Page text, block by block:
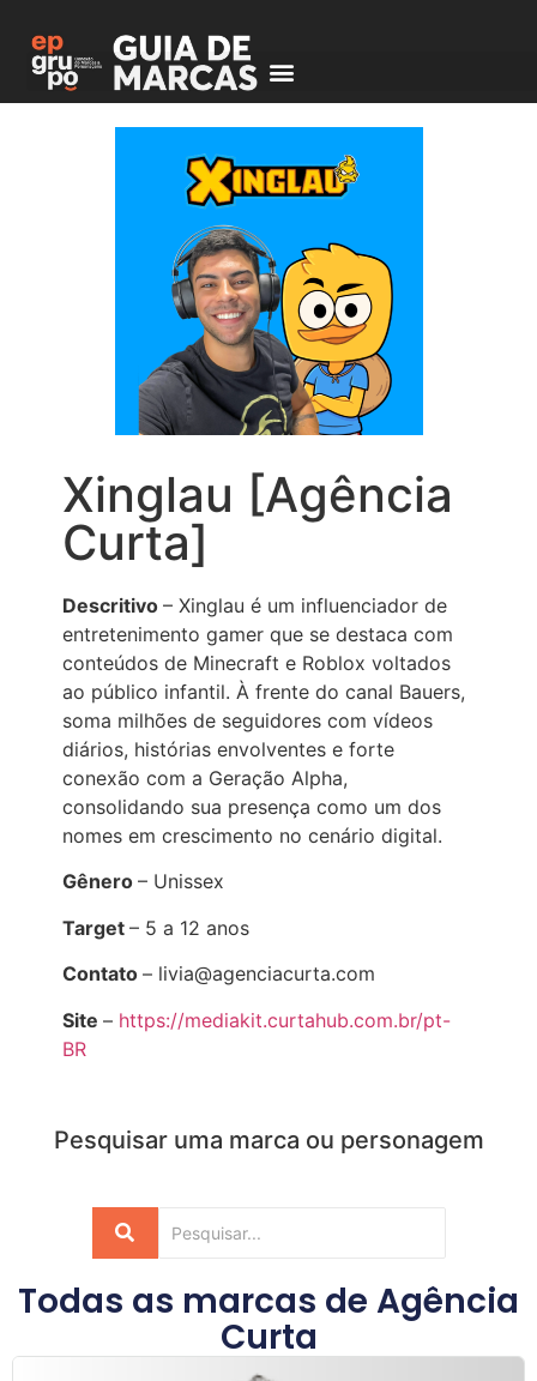
Xinglau [Agência
Curta]
Descritivo– Xinglau é um influenciador de
entretenimento gamer que se destaca com
conteúdos de Minecraft e Roblox voltados
ao público infantil. À frente do canal Bauers,
soma milhões de seguidores com vídeos
diários, histórias envolventes e forte
conexão com a Geração Alpha,
consolidando sua presença como um dos
nomes em crescimento no cenário digital.
Gênero– Unissex
Target– 5 a 12 anos
Contato– livia@agenciacurta.com
Site– https://mediakit.curtahub.com.br/pt-
BR
Pesquisar uma marca ou personagem
Todas as marcas de Agência
Curta